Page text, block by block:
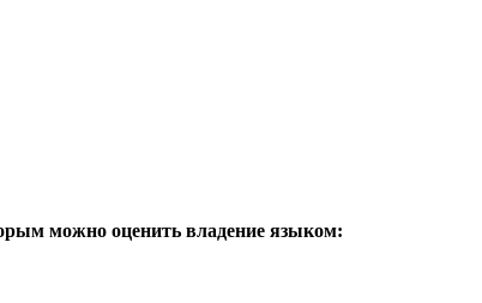
можно оценить владение языком: